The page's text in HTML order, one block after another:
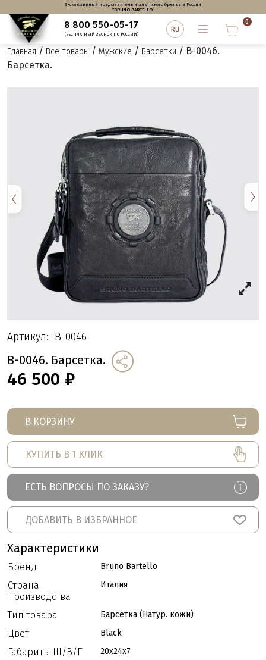
Эксклюзивный представитель итальянского бренда в России
“BRUNO BARTELLO”
8 800 550-05-17
(БЕСПЛАТНЫЙ ЗВОНОК ПО РОССИИ)
0
Главная / Все товары / Мужские / Барсетки / B-0046.
Барсетка.
Артикул: B-0046
B-0046. Барсетка.
46 500 ₽
В КОРЗИНУ
КУПИТЬ В 1 КЛИК
ЕСТЬ ВОПРОСЫ ПО ЗАКАЗУ?
ДОБАВИТЬ В ИЗБРАННОЕ
Характеристики
Бренд Bruno Bartello
Страна
производства
Италия
Тип товара Барсетка (Натур. кожи)
Цвет Black
Габариты Ш/В/Г 20x24x7